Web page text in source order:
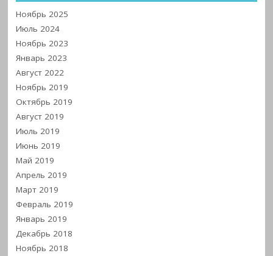
Ноябрь 2025
Июль 2024
Ноябрь 2023
Январь 2023
Август 2022
Ноябрь 2019
Октябрь 2019
Август 2019
Июль 2019
Июнь 2019
Май 2019
Апрель 2019
Март 2019
Февраль 2019
Январь 2019
Декабрь 2018
Ноябрь 2018